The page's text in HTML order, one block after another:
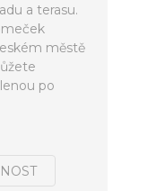
a terasu.
městě
po